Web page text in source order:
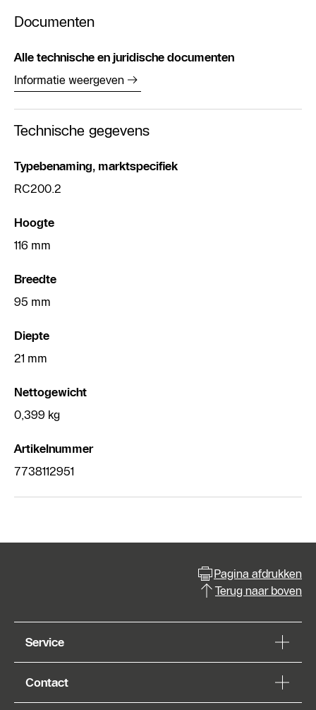
Documenten
Alle technische en juridische documenten
Informatie weergeven
Technische gegevens
Typebenaming, marktspecifiek
RC200.2
Hoogte
116 mm
Breedte
95 mm
Diepte
21 mm
Nettogewicht
0,399 kg
Artikelnummer
7738112951
Pagina afdrukken
Terug naar boven
Service
Contact